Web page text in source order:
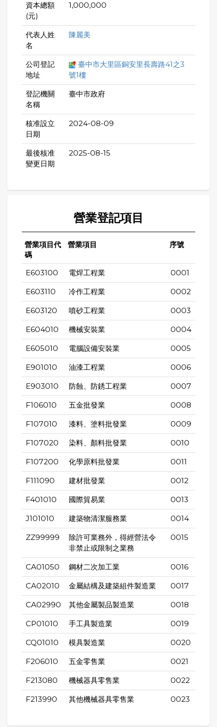
資本總額
(元)
1,000,000
代表人姓
名
陳麗美
公司登記
地址
臺中市大里區銅安里長壽路41之3
號1樓
登記機關
名稱
臺中市政府
核准設立
日期
2024-08-09
最後核准
變更日期
2025-08-15
營業登記項目
營業項目代
碼
營業項目 序號
E603100 電焊工程業 0001
E603110 冷作工程業 0002
E603120 噴砂工程業 0003
E604010 機械安裝業 0004
E605010 電腦設備安裝業 0005
E901010 油漆工程業 0006
E903010 防蝕、防銹工程業 0007
F106010 五金批發業 0008
F107010 漆料、塗料批發業 0009
F107020 染料、顏料批發業 0010
F107200 化學原料批發業 0011
F111090 建材批發業 0012
F401010 國際貿易業 0013
J101010 建築物清潔服務業 0014
ZZ99999
除許可業務外，得經營法令
非禁止或限制之業務
0015
CA01050 鋼材二次加工業 0016
CA02010 金屬結構及建築組件製造業 0017
CA02990 其他金屬製品製造業 0018
CP01010 手工具製造業 0019
CQ01010 模具製造業 0020
F206010 五金零售業 0021
F213080 機械器具零售業 0022
F213990 其他機械器具零售業 0023